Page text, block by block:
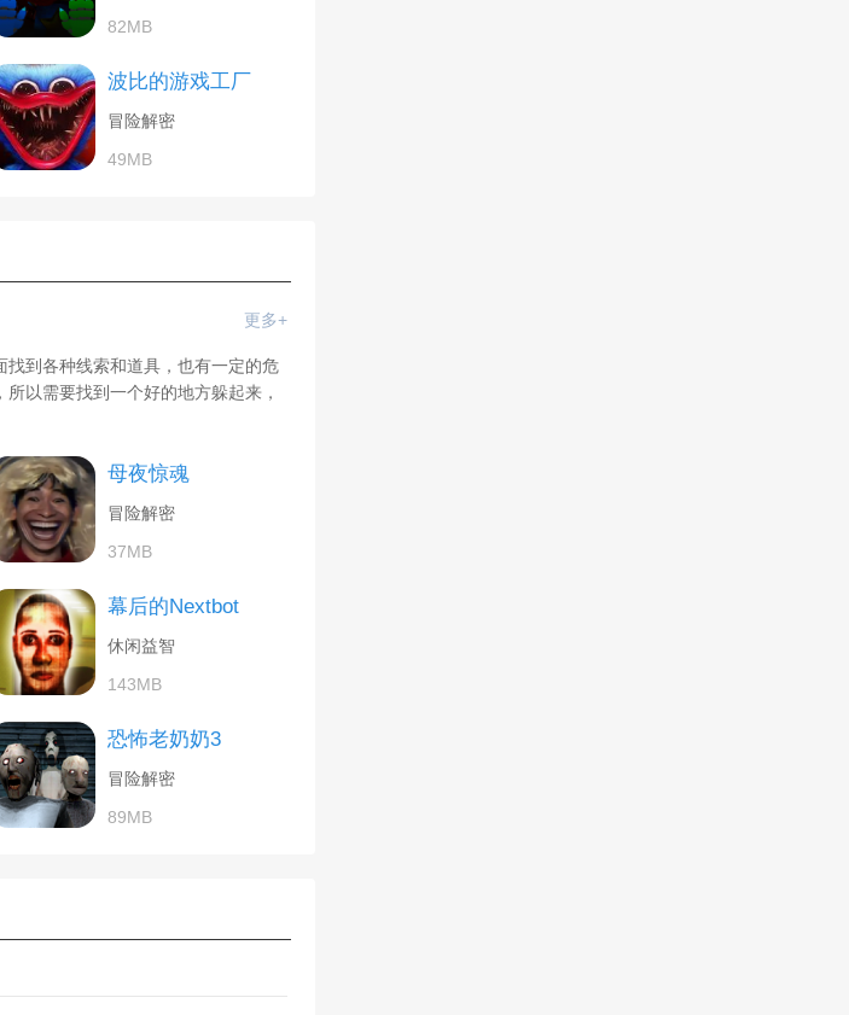
82MB
波比的游戏工厂
冒险解密
49MB
更多+
到各种线索和道具，也有一定的危
以需要找到一个好的地方躲起来，
母夜惊魂
冒险解密
37MB
幕后的Nextbot
休闲益智
143MB
恐怖老奶奶3
冒险解密
89MB